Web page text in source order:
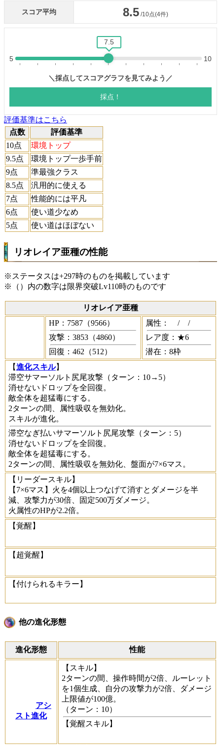
評価基準はこちら
点数
評価基準
10点
環境トップ
9.5点
環境トップ一歩手前
9点
準最強クラス
8.5点
汎用的に使える
7点
性能的には平凡
6点
使い道少なめ
5点
使い道はほぼない
リオレイア亜種の性能
※ステータスは+297時のものを掲載しています
※（）内の数字は限界突破Lv110時のものです
リオレイア亜種
HP：7587（9566）
攻撃：3853（4860）
回復：462（512）
属性： /
/
レア度：★6
潜在：8枠
【進化スキル】
滞空サマーソルト尻尾攻撃 （ターン：10→5）
消せないドロップを全回復。
敵全体を超猛毒にする。
2ターンの間、属性吸収を無効化。
スキルが進化。
滞空なぎ払いサマーソルト尻尾攻撃 （ターン：5）
消せないドロップを全回復。
敵全体を超猛毒にする。
2ターンの間、属性吸収を無効化、盤面が7×6マス。
【リーダースキル】
【7×6マス】火を4個以上つなげて消すとダメージを半
減、攻撃力が30倍、固定500万ダメージ。
火属性のHPが2.2倍。
【覚醒】
【超覚醒】
【付けられるキラー】
他の進化形態
進化形態 性能
アシ
スト進化
【スキル】
2ターンの間、操作時間が2倍、ルーレット
を1個生成、自分の攻撃力が2倍、ダメージ
上限値が100億。
（ターン：10）
【覚醒スキル】